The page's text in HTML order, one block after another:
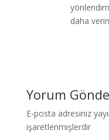
daha
Yorum
E-posta adresiniz
işaretlenmişlerdir